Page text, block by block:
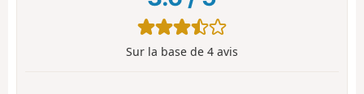
Sur la base de 4 avis